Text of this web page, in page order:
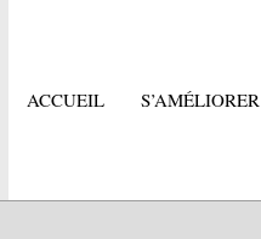
ACCUEIL S’AMÉLIORER